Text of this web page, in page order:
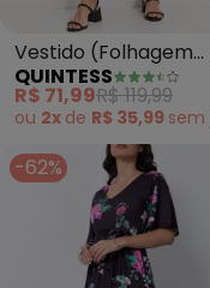
Vestido (Folhagem
Preto) em Canelado
QUINTESS
R$ 71,99R$ 119,99
ou 2x de R$ 35,99 sem
-62%